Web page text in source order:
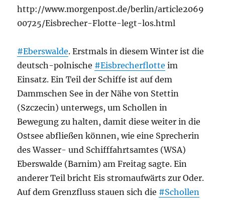
http://www.morgenpost.de/berlin/article2069
00725/Eisbrecher-Flotte-legt-los.html
#Eberswalde. Erstmals in diesem Winter ist die
deutsch-polnische #Eisbrecherflotte im
Einsatz. Ein Teil der Schiffe ist auf dem
Dammschen See in der Nähe von Stettin
(Szczecin) unterwegs, um Schollen in
Bewegung zu halten, damit diese weiter in die
Ostsee abfließen können, wie eine Sprecherin
des Wasser- und Schifffahrtsamtes (WSA)
Eberswalde (Barnim) am Freitag sagte. Ein
anderer Teil bricht Eis stromaufwärts zur Oder.
Auf dem Grenzfluss stauen sich die #Schollen